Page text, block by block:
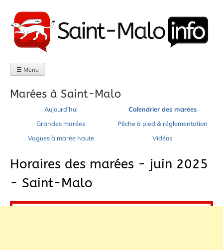
au
contenu
☰ Menu
Marées à Saint-Malo
Aujourd’hui
Calendrier des marées
Grandes marées
Pêche à pied & réglementation
Vagues à marée haute
Vidéos
Horaires des marées - juin 2025
- Saint-Malo